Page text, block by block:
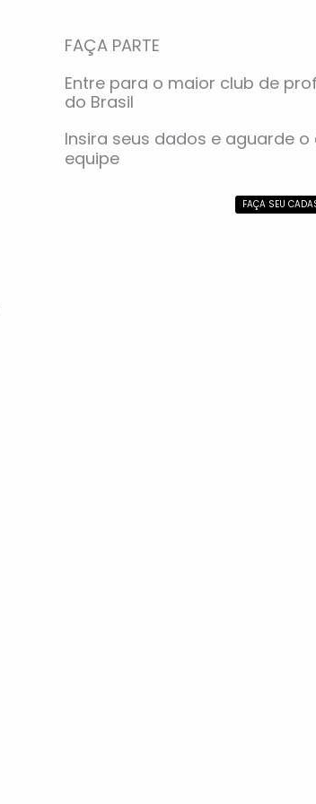
FAÇA PARTE
Entre para o maior club de
do Brasil
Insira seus dados e aguarde
equipe
FAÇA SEU